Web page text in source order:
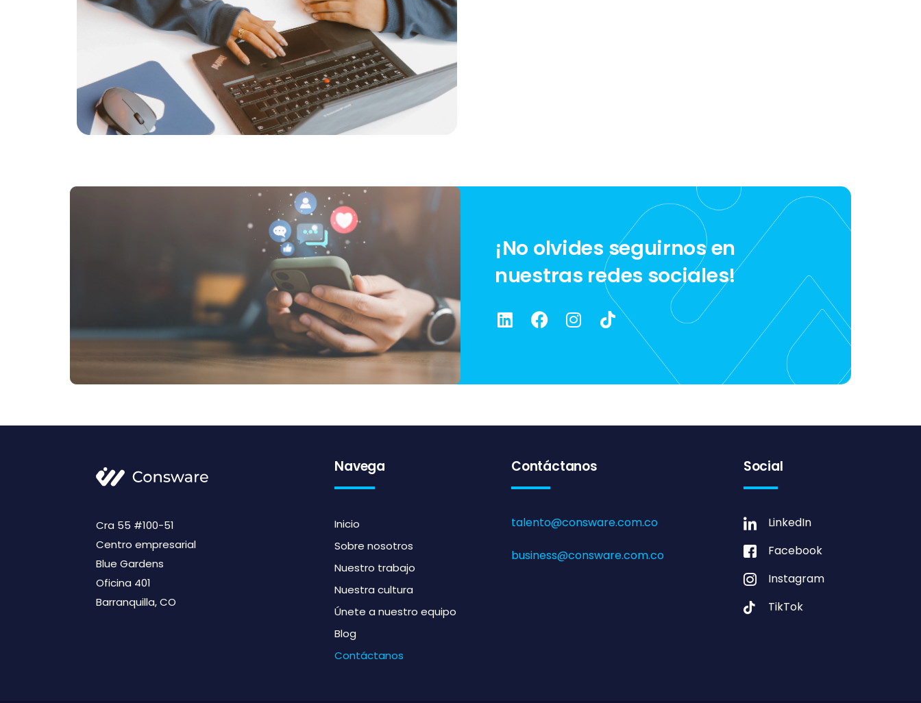
¡No olvides seguirnos en
nuestras redes sociales!
Cra 55 #100-51
Centro empresarial
Blue Gardens
Oficina 401
Barranquilla, CO
Navega
Inicio
Sobre nosotros
Nuestro trabajo
Nuestra cultura
Únete a nuestro equipo
Blog
Contáctanos
Contáctanos
talento@consware.com.co
business@consware.com.co
Social
LinkedIn
Facebook
Instagram
TikTok